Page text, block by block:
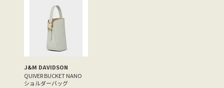
J&M DAVIDSON
QUIVER BUCKET NANO
ショルダーバッグ